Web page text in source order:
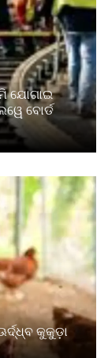
ଯୋଗାଇ
ବୋର୍ଡ
କୁକୁଡ଼ା